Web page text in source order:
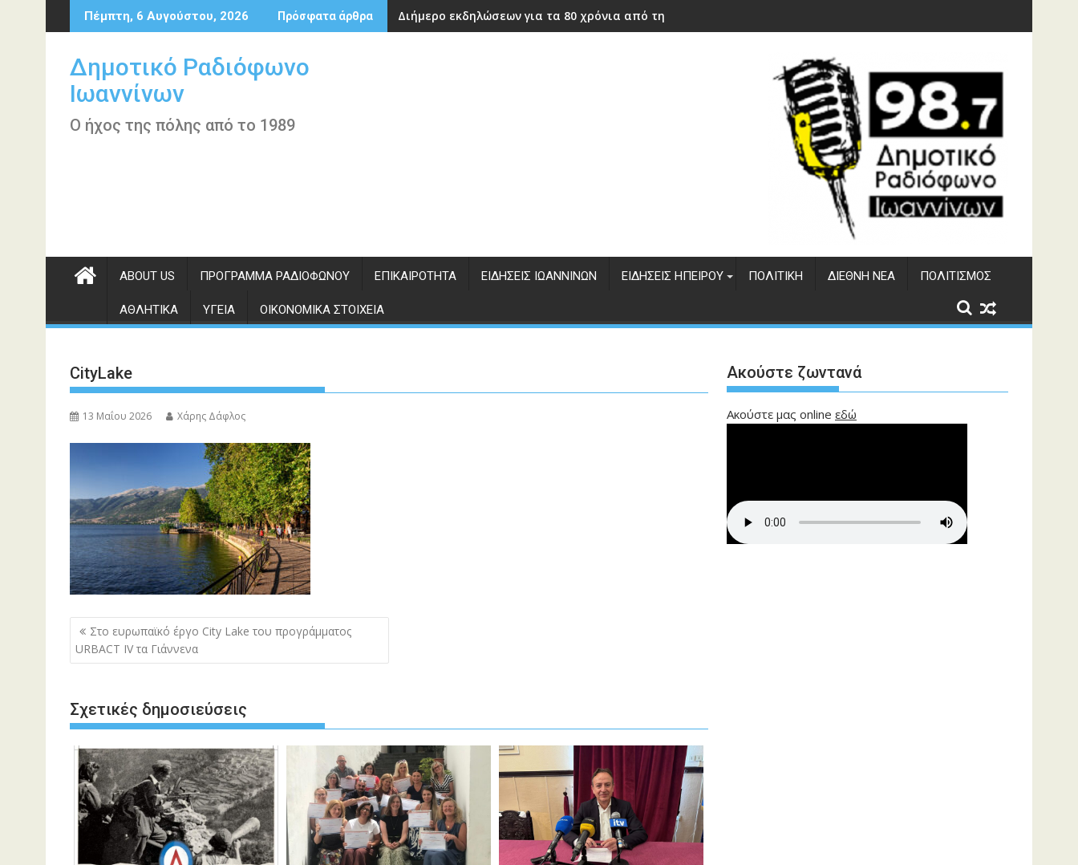
Περάστε
στο
Πέμπτη, 6 Αυγούστου, 2026 Πρόσφατα άρθρα Διήμερο εκδηλώσεων για τα 80 χρόνια από την ίδρυση του ΔΣΕ
Δημοτικό Ραδιόφωνο
Ιωαννίνων
Ο ήχος της πόλης από το 1989
ABOUT US ΠΡΌΓΡΑΜΜΑ ΡΑΔΙΟΦΏΝΟΥ ΕΠΙΚΑΙΡΌΤΗΤΑ ΕΙΔΉΣΕΙΣ ΙΩΑΝΝΊΝΩΝ ΕΙΔΉΣΕΙΣ ΗΠΕΊΡΟΥ ΠΟΛΙΤΙΚΉ ΔΙΕΘΝΉ ΝΈΑ ΠΟΛΙΤΙΣΜΌΣ
ΑΘΛΗΤΙΚΆ ΥΓΕΊΑ ΟΙΚΟΝΟΜΙΚΆ ΣΤΟΙΧΕΊΑ
CityLake
13 Μαΐου 2026 Χάρης Δάφλος
Πλοήγηση
άρθρων
Στο ευρωπαϊκό έργο City Lake του προγράμματος
URBACT IV τα Γιάννενα
Σχετικές δημοσιεύσεις
Ακούστε ζωντανά
Ακούστε μας online εδώ